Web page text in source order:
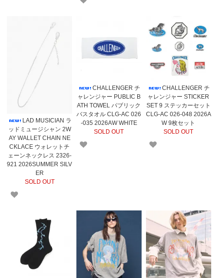
LAD MUSICIAN ラ
ッドミュージシャン 2W
AY WALLET CHAIN NE
CKLACE ウォレットチ
ェーンネックレス 2326-
921 2026SUMMER SILV
ER
SOLD OUT
CHALLENGER チ
ャレンジャー PUBLIC B
ATH TOWEL パブリック
バスタオル CLG-AC 026
-035 2026AW WHITE
SOLD OUT
CHALLENGER チ
ャレンジャー STICKER
SET 9 ステッカーセット
CLG-AC 026-048 2026A
W 9枚セット
SOLD OUT